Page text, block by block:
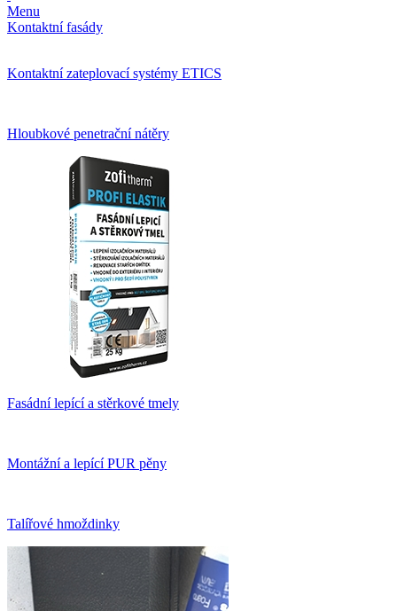
Menu
Kontaktní fasády
Kontaktní zateplovací systémy ETICS
Hloubkové penetrační nátěry
Fasádní lepící a stěrkové tmely
Montážní a lepící PUR pěny
Talířové hmoždinky